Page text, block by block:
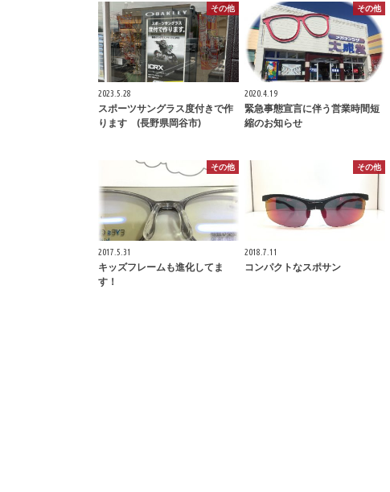
その他
2023.5.28
スポーツサングラス度付きで作
ります (長野県岡谷市)
その他
2020.4.19
緊急事態宣言に伴う営業時間短
縮のお知らせ
その他
2017.5.31
キッズフレームも進化してま
す！
その他
2018.7.11
コンパクトなスポサン